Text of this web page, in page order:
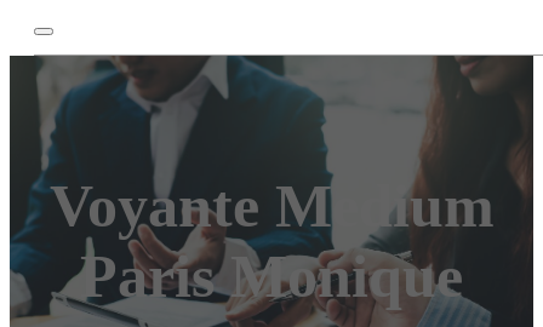
Voyante Medium
Paris Monique